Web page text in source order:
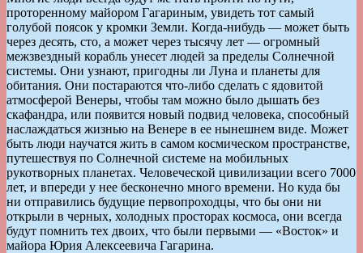
проторенному майором Гагариным, увидеть тот самый
голубой поясок у кромки Земли. Когда-нибудь — может быть
через десять, сто, а может через тысячу лет — огромный
межзвездный корабль унесет людей за пределы Солнечной
системы. Они узнают, пригодны ли Луна и планеты для
обитания. Они постараются что-либо сделать с ядовитой
атмосферой Венеры, чтобы там можно было дышать без
скафандра, или появится новый подвид человека, способный
наслаждаться жизнью на Венере в ее нынешнем виде. Может
быть люди научатся жить в самом космическом пространстве,
путешествуя по Солнечной системе на мобильных
рукотворных планетах. Человеческой цивилизации всего 7000
лет, и впереди у нее бесконечно много времени. Но куда бы
ни отправились будущие первопроходцы, что бы они ни
открыли в черных, холодных просторах космоса, они всегда
будут помнить тех двоих, что были первыми — «Восток» и
майора Юрия Алексеевича Гагарина.